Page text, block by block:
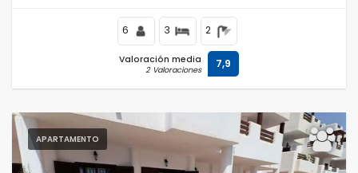
6 3 2
Valoración media
2 Valoraciones 7,9
APARTAMENTO